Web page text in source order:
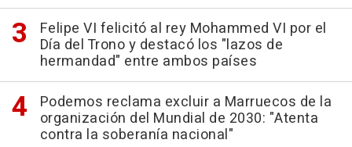
Felipe VI felicitó al rey Mohammed VI por el
Día del Trono y destacó los "lazos de
hermandad" entre ambos países
Podemos reclama excluir a Marruecos de la
organización del Mundial de 2030: "Atenta
contra la soberanía nacional"